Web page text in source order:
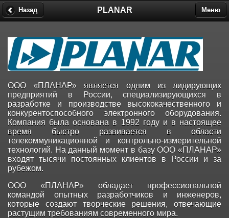
PLANAR
Назад Меню
ООО «ПЛАНАР» является одним из лидирующих
предприятий в России, специализирующихся в
разработке и производстве высококачественного и
конкурентоспособного электронного оборудования.
Компания была основана в 1992 году и в настоящее
время быстро развивается в области
телекоммуникационной и контрольно-измерительной
технологий. На данный момент в базу ООО «ПЛАНАР»
входят тысячи постоянных клиентов в России и за
рубежом.
ООО «ПЛАНАР» обладает профессиональной
командой опытных разработчиков и инженеров,
которые создают творческие решения, отвечающие
растущим требованиям современного мира.